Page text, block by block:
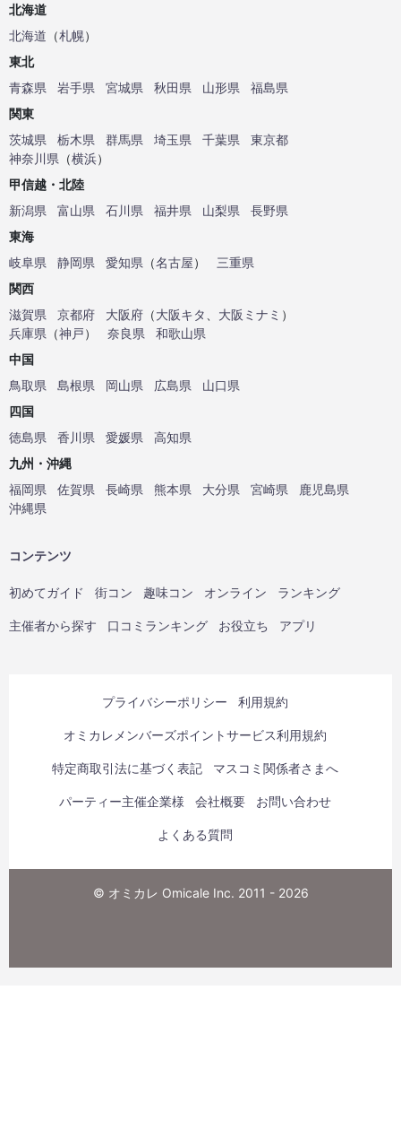
北海道
北海道 （札幌）
東北
青森県
岩手県 宮城県 秋田県 山形県
福島県
関東
茨城県
栃木県 群馬県 埼玉県 千葉県
東京都
神奈川県 （横浜）
甲信越・北陸
新潟県
富山県 石川県 福井県 山梨県
長野県
東海
岐阜県
静岡県 愛知県 （名古屋）
三重県
関西
滋賀県
京都府 大阪府 （大阪キタ 大阪ミナミ ）
兵庫県 （神戸） 奈良県
和歌山県
中国
鳥取県
島根県 岡山県 広島県
山口県
四国
徳島県
香川県 愛媛県
高知県
九州・沖縄
福岡県
佐賀県 長崎県 熊本県 大分県 宮崎県
鹿児島県
沖縄県
コンテンツ
初めてガイド 街コン 趣味コン オンライン ランキング
主催者から探す 口コミランキング お役立ち アプリ
プライバシーポリシー 利用規約
オミカレメンバーズポイントサービス利用規約
特定商取引法に基づく表記 マスコミ関係者さまへ
パーティー主催企業様 会社概要 お問い合わせ
よくある質問
© オミカレ Omicale Inc. 2011 - 2026